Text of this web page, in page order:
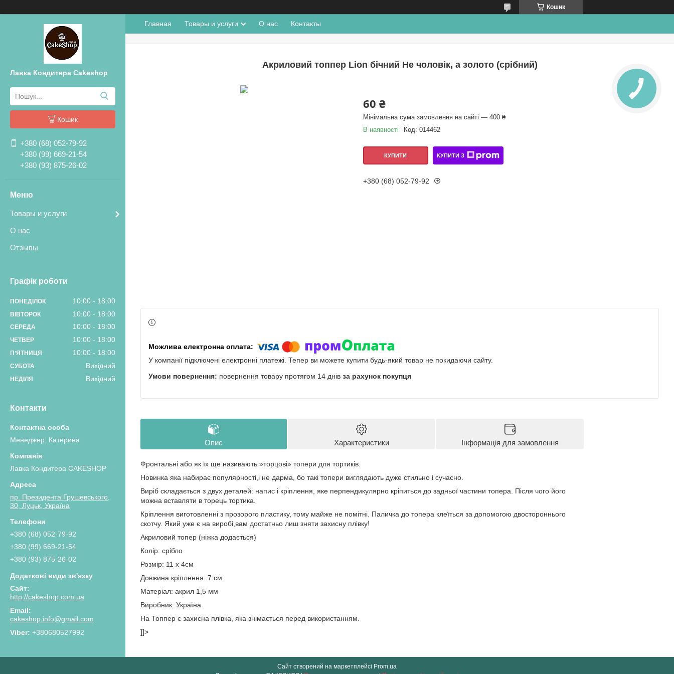
Кошик
Лавка Кондитера Cakeshop
Кошик
+380 (68) 052-79-92
+380 (99) 669-21-54
+380 (93) 875-26-02
Товары и услуги
О нас
Отзывы
Графік роботи
ПОНЕДІЛОК 10:00 18:00
ВІВТОРОК 10:00 18:00
СЕРЕДА 10:00 18:00
ЧЕТВЕР 10:00 18:00
ПʼЯТНИЦЯ 10:00 18:00
СУБОТА Вихідний
НЕДІЛЯ Вихідний
Контакти
Менеджер: Катерина
Лавка Кондитера CAKESHOP
пр. Президента Грушевського,
30, Луцьк, Україна
+380 (68) 052-79-92
+380 (99) 669-21-54
+380 (93) 875-26-02
http://cakeshop.com.ua
cakeshop.info@gmail.com
+380680527992
Главная Товары и услуги О нас Контакты
Акриловий топпер Lion бічний Не чоловік, а золото (срібний)
60 ₴
Мінімальна сума замовлення на сайті — 400 ₴
В наявності
Код: 014462
КУПИТИ КУПИТИ З
+380 (68) 052-79-92
У компанії підключені електронні платежі. Тепер ви можете купити будь-який товар не покидаючи сайту.
повернення товару протягом 14 днів за рахунок покупця
Опис Характеристики Інформація для замовлення
Фронтальні або як їх ще називають »торцові» топери для тортиків.
Новинка яка набирає популярності,і не дарма, бо такі топери виглядають дуже стильно і сучасно.
Виріб складається з двух деталей: напис і кріплення, яке перпендикулярно кріпиться до задньої частини топера. Після чого його
можна вставляти в торець тортика.
Кріплення виготовленні з прозорого пластику, тому майже не помітні. Паличка до топера клеїться за допомогою двостороннього
скотчу. Який уже є на виробі,вам достатньо лиш зняти захисну плівку!
Акриловий топер (ніжка додається)
Колір: срібло
Розмір: 11 х 4см
Довжина кріплення: 7 см
Матеріал: акрил 1,5 мм
Виробник: Україна
На Топпер є захисна плівка, яка знімається перед використанням.
]]>
Сайт створений на маркетплейсі Prom.ua